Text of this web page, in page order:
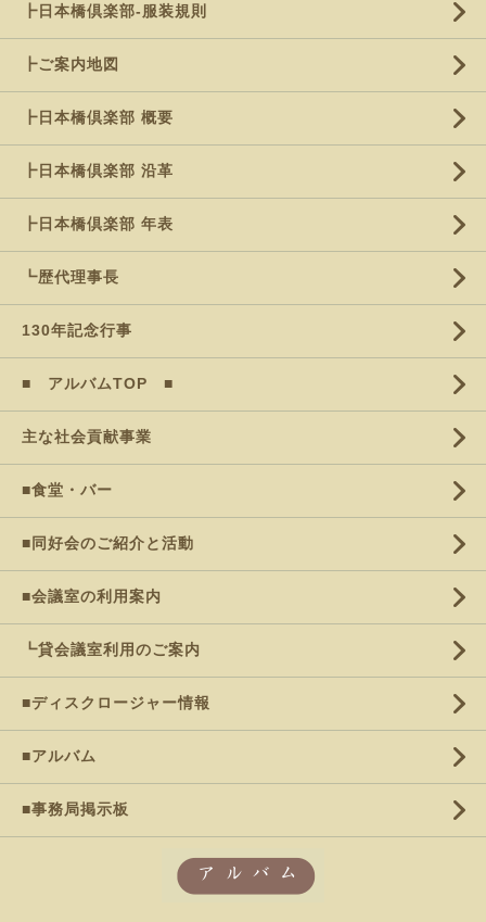
┣日本橋倶楽部-服装規則
┣ご案内地図
┣日本橋倶楽部 概要
┣日本橋倶楽部 沿革
┣日本橋倶楽部 年表
┗歴代理事長
130年記念行事
■ アルバムTOP ■
主な社会貢献事業
■食堂・バー
■同好会のご紹介と活動
■会議室の利用案内
┗貸会議室利用のご案内
■ディスクロージャー情報
■アルバム
■事務局掲示板